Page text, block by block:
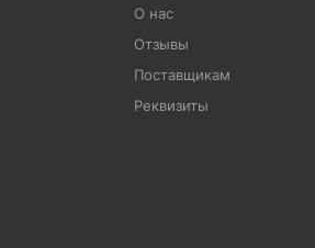
О нас
Отзывы
Поставщикам
Реквизиты